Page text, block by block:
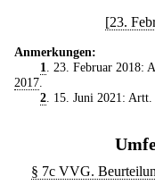
[23.
Anmerkungen:
1
. 23. Februar 2018:
2017
2. 15. Juni 2021: Artt.
§ 7c VVG.